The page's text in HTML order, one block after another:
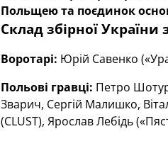
Польщею та поєдинок
Склад збірної України
Воротарі: Юрій Савенко
Польові гравці: Петро
Зварич, Сергій Малишко,
(CLUST), Ярослав Лебідь